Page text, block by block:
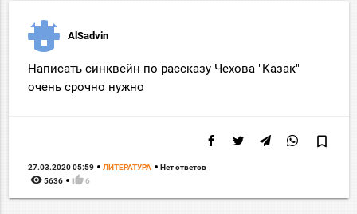
AlSadvin
Написать синквейн по рассказу Чехова "Казак"
очень срочно нужно
bookmark_border
27.03.2020 05:59 ЛИТЕРАТУРА Нет ответов
remove_red_eye 5636 thumb_up 6